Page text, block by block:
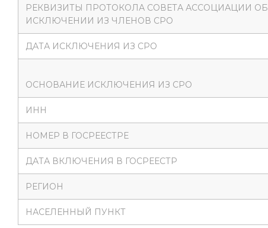
РЕКВИЗИТЫ ПРОТОКОЛА СОВЕТА АССОЦИАЦИИ ОБ
ИСКЛЮЧЕНИИ ИЗ ЧЛЕНОВ СРО
ДАТА ИСКЛЮЧЕНИЯ ИЗ СРО
ОСНОВАНИЕ ИСКЛЮЧЕНИЯ ИЗ СРО
ИНН
НОМЕР В ГОСРЕЕСТРЕ
ДАТА ВКЛЮЧЕНИЯ В ГОСРЕЕСТР
РЕГИОН
НАСЕЛЕННЫЙ ПУНКТ